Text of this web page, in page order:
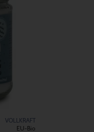
VOLLKRAFT
EU-Bio